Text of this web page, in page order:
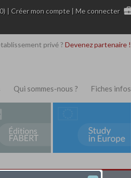
|Créer mon compte |Me connecter
privé ? Devenez partenaire !
Qui sommes-nous ? Fiches infos